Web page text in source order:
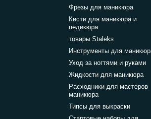
Фрезы для маникюра
Кисти для маникюра и
педикюра
товары Staleks
Инструменты для
Уход за ногтями и руками
Жидкости для маникюра
Расходники для мастеров
маникюра
Типсы для выкраски